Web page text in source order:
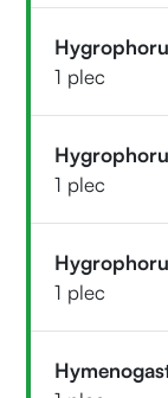
1 plec
1 plec
1 plec